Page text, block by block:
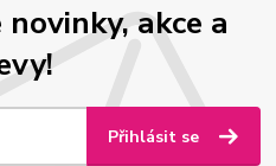
akce a
Přihlásit se